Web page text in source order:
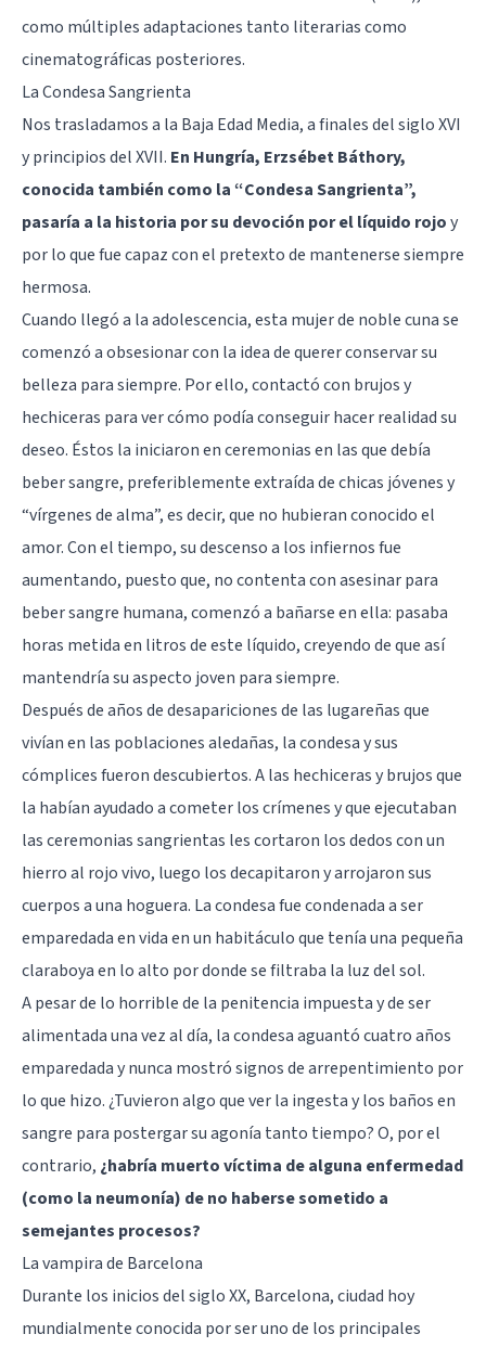
como múltiples adaptaciones tanto literarias como
cinematográficas posteriores.
La Condesa Sangrienta
Nos trasladamos a la Baja Edad Media, a finales del siglo XVI
y principios del XVII. En Hungría, Erzsébet Báthory,
conocida también como la “Condesa Sangrienta”,
pasaría a la historia por su devoción por el líquido rojoy
por lo que fue capaz con el pretexto de mantenerse siempre
hermosa.
Cuando llegó a la adolescencia, esta mujer de noble cuna se
comenzó a obsesionar con la idea de querer conservar su
belleza para siempre. Por ello, contactó con brujos y
hechiceras para ver cómo podía conseguir hacer realidad su
deseo. Éstos la iniciaron en ceremonias en las que debía
beber sangre, preferiblemente extraída de chicas jóvenes y
“vírgenes de alma”, es decir, que no hubieran conocido el
amor. Con el tiempo, su descenso a los infiernos fue
aumentando, puesto que, no contenta con asesinar para
beber sangre humana, comenzó a bañarse en ella: pasaba
horas metida en litros de este líquido, creyendo de que así
mantendría su aspecto joven para siempre.
Después de años de desapariciones de las lugareñas que
vivían en las poblaciones aledañas, la condesa y sus
cómplices fueron descubiertos. A las hechiceras y brujos que
la habían ayudado a cometer los crímenes y que ejecutaban
las ceremonias sangrientas les cortaron los dedos con un
hierro al rojo vivo, luego los decapitaron y arrojaron sus
cuerpos a una hoguera. La condesa fue condenada a ser
emparedada en vida en un habitáculo que tenía una pequeña
claraboya en lo alto por donde se filtraba la luz del sol.
A pesar de lo horrible de la penitencia impuesta y de ser
alimentada una vez al día, la condesa aguantó cuatro años
emparedada y nunca mostró signos de arrepentimiento por
lo que hizo. ¿Tuvieron algo que ver la ingesta y los baños en
sangre para postergar su agonía tanto tiempo? O, por el
contrario, ¿habría muerto víctima de alguna enfermedad
(como la neumonía) de no haberse sometido a
semejantes procesos?
La vampira de Barcelona
Durante los inicios del siglo XX, Barcelona, ciudad hoy
mundialmente conocida por ser uno de los principales